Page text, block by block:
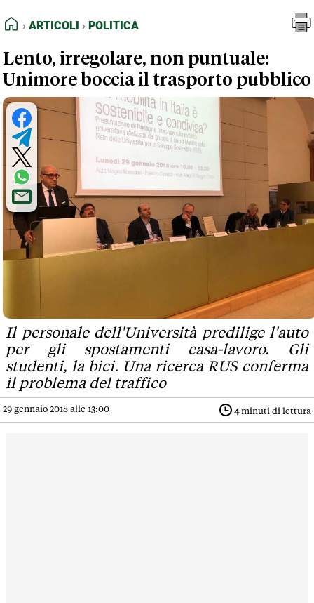
FEED RSS
NORMATIVE DEONTOLOGICHE
TERMINI e CONDIZIONI
HOME
ARTICOLI POLITICA
Lento, irregolare, non puntuale:
Unimore boccia il trasporto pubblico
Il personale dell'Università predilige l'auto
per gli spostamenti casa-lavoro. Gli
studenti, la bici. Una ricerca RUS conferma
il problema del traffico
29 gennaio 2018 alle 13:00 4minuti di lettura